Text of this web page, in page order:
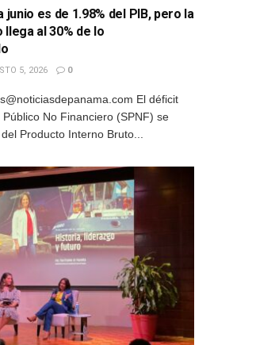
junio es de 1.98% del PIB, pero la
al 30% de lo
5, 2026 0
El déficit
No Financiero (SPNF) se
Producto Interno Bruto...